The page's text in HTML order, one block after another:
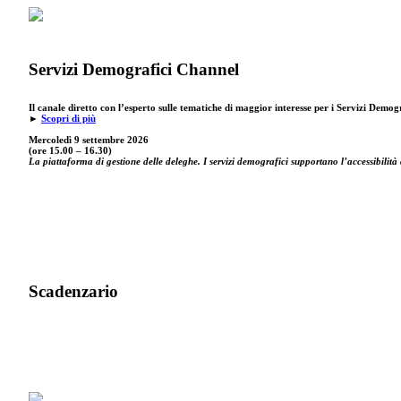
Servizi Demografici Channel
Il canale diretto con l’esperto sulle tematiche di maggior interesse per i Servizi
► Scopri di più
Mercoledì 9 settembre 2026
(ore 15.00 – 16.30)
La piattaforma di gestione delle deleghe. I servizi demografici supportano l’accessibilità
Scadenzario